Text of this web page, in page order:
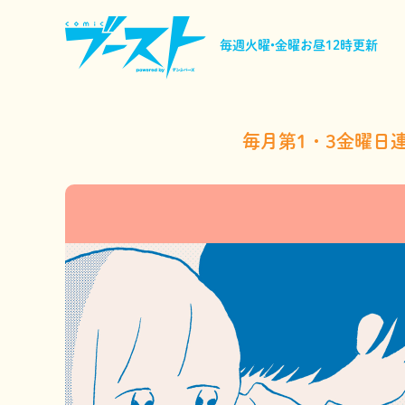
毎週火曜•金曜お昼12時更新
毎月第1・3金曜日